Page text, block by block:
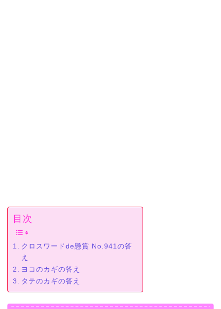
目次
クロスワードde懸賞 No.941の答
え
ヨコのカギの答え
タテのカギの答え